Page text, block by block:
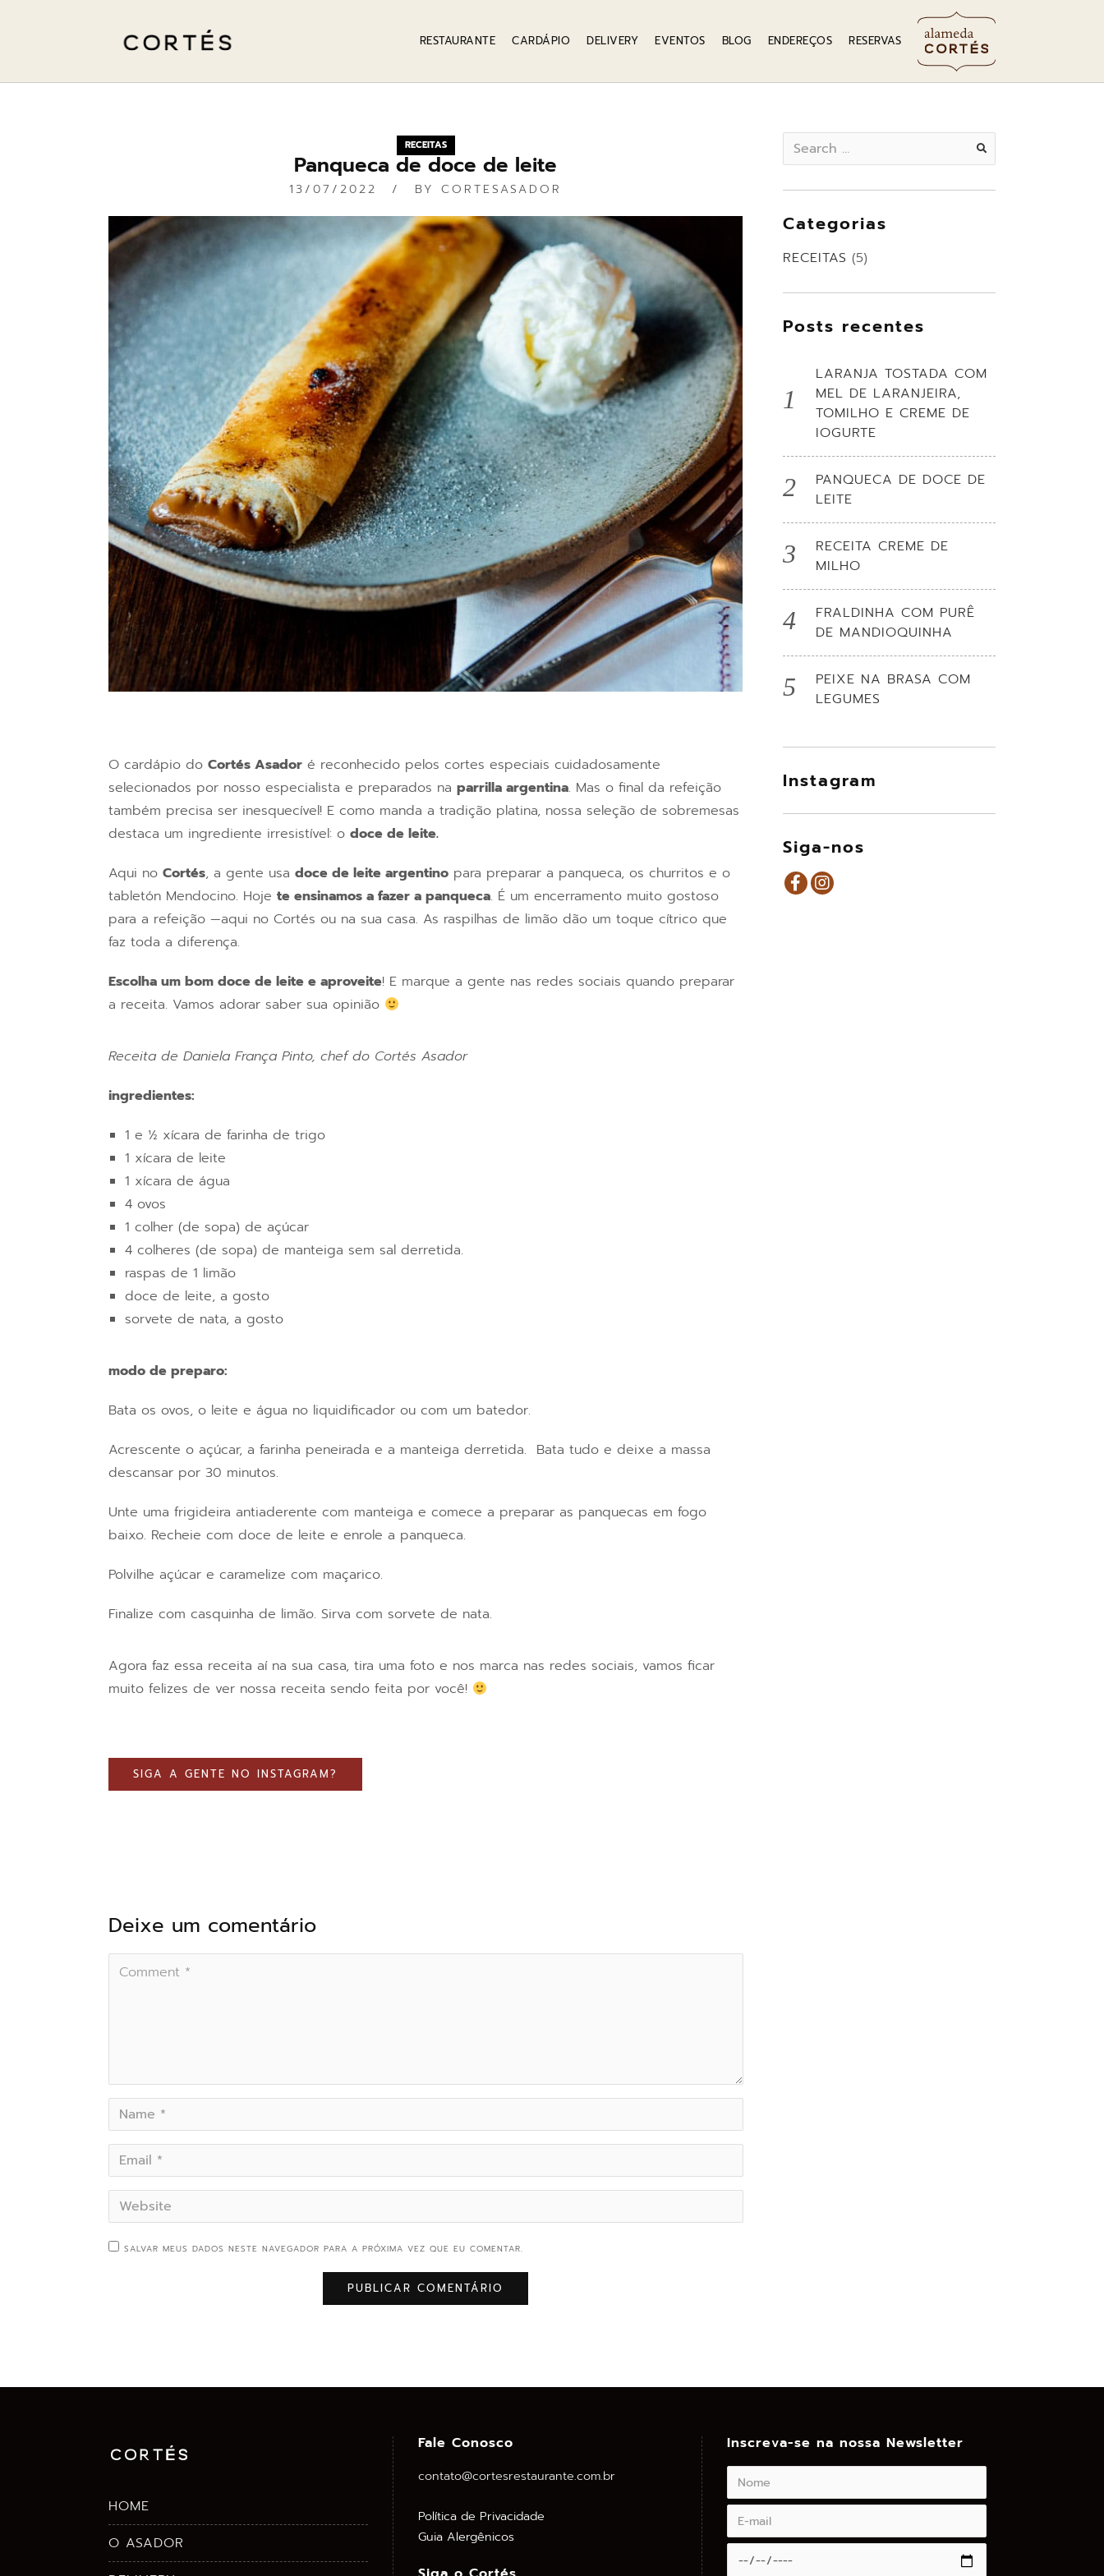
RESTAURANTE CARDÁPIO DELIVERY EVENTOS BLOG ENDEREÇOS RESERVAS
RECEITAS
Panqueca de doce de leite
13/07/2022 BYCORTESASADOR
O cardápio do Cortés Asador é reconhecido pelos cortes especiais cuidadosamente
selecionados por nosso especialista e preparados na parrilla argentina. Mas o final da refeição
também precisa ser inesquecível! E como manda a tradição platina, nossa seleção de sobremesas
destaca um ingrediente irresistível: o doce de leite.
Aqui no Cortés, a gente usa doce de leite argentino para preparar a panqueca, os churritos e o
tabletón Mendocino. Hoje te ensinamos a fazer a panqueca. É um encerramento muito gostoso
para a refeição —aqui no Cortés ou na sua casa. As raspilhas de limão dão um toque cítrico que
faz toda a diferença.
Escolha um bom doce de leite e aproveite! E marque a gente nas redes sociais quando preparar
a receita. Vamos adorar saber sua opinião
Receita de Daniela França Pinto, chef do Cortés Asador
ingredientes:
1 e ½ xícara de farinha de trigo
1 xícara de leite
1 xícara de água
4 ovos
1 colher (de sopa) de açúcar
4 colheres (de sopa) de manteiga sem sal derretida.
raspas de 1 limão
doce de leite, a gosto
sorvete de nata, a gosto
modo de preparo:
Bata os ovos, o leite e água no liquidificador ou com um batedor.
Acrescente o açúcar, a farinha peneirada e a manteiga derretida. Bata tudo e deixe a massa
descansar por 30 minutos.
Unte uma frigideira antiaderente com manteiga e comece a preparar as panquecas em fogo
baixo. Recheie com doce de leite e enrole a panqueca.
Polvilhe açúcar e caramelize com maçarico.
Finalize com casquinha de limão. Sirva com sorvete de nata.
Agora faz essa receita aí na sua casa, tira uma foto e nos marca nas redes sociais, vamos ficar
muito felizes de ver nossa receita sendo feita por você!
SIGA A GENTE NO INSTAGRAM?
Deixe um comentário
SALVAR MEUS DADOS NESTE NAVEGADOR PARA A PRÓXIMA VEZ QUE EU COMENTAR.
Search
for:
Categorias
RECEITAS (5)
Posts recentes
LARANJA TOSTADA COM
MEL DE LARANJEIRA,
TOMILHO E CREME DE
IOGURTE
PANQUECA DE DOCE DE
LEITE
RECEITA CREME DE
MILHO
FRALDINHA COM PURÊ
DE MANDIOQUINHA
PEIXE NA BRASA COM
LEGUMES
Instagram
Siga-nos
HOME
O ASADOR
Fale Conosco
contato@cortesrestaurante.com.br
Política de Privacidade
Guia Alergênicos
Inscreva-se na nossa Newsletter